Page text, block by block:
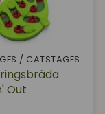
/ CATSTAGES
Out